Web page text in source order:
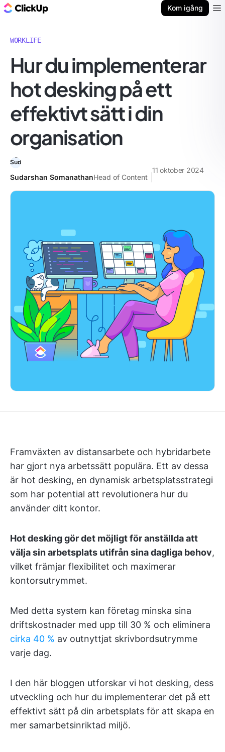
Kom igång
WORKLIFE
Hur du implementerar
hot desking på ett
effektivt sätt i din
organisation
Sudarshan SomanathanHead of Content
11 oktober 2024
Framväxten av distansarbete och hybridarbete
har gjort nya arbetssätt populära. Ett av dessa
är hot desking, en dynamisk arbetsplatsstrategi
som har potential att revolutionera hur du
använder ditt kontor.
Hot desking gör det möjligt för anställda att
välja sin arbetsplats utifrån sina dagliga behov,
vilket främjar flexibilitet och maximerar
kontorsutrymmet.
Med detta system kan företag minska sina
driftskostnader med upp till 30 % och eliminera
cirka 40 % av outnyttjat skrivbordsutrymme
varje dag.
I den här bloggen utforskar vi hot desking, dess
utveckling och hur du implementerar det på ett
effektivt sätt på din arbetsplats för att skapa en
mer samarbetsinriktad miljö.